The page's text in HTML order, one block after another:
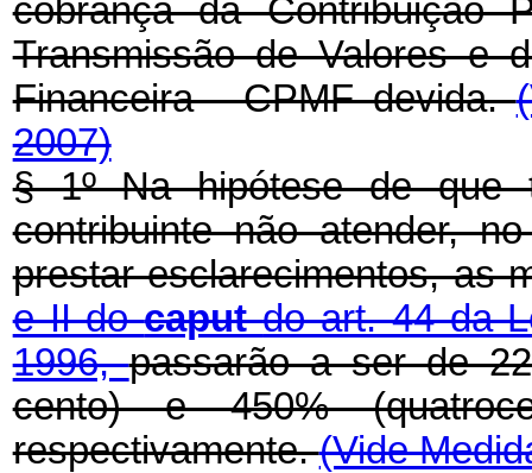
cobrança da Contribuição
Transmissão de Valores e
Financeira - CPMF devida.
2007)
§ 1º Na hipótese de
contribuinte não atender,
prestar esclarecimentos, as
e II docaputdo art. 44 da
1996,passarão a ser de
cento) e 450%
respectivamente.(Vide